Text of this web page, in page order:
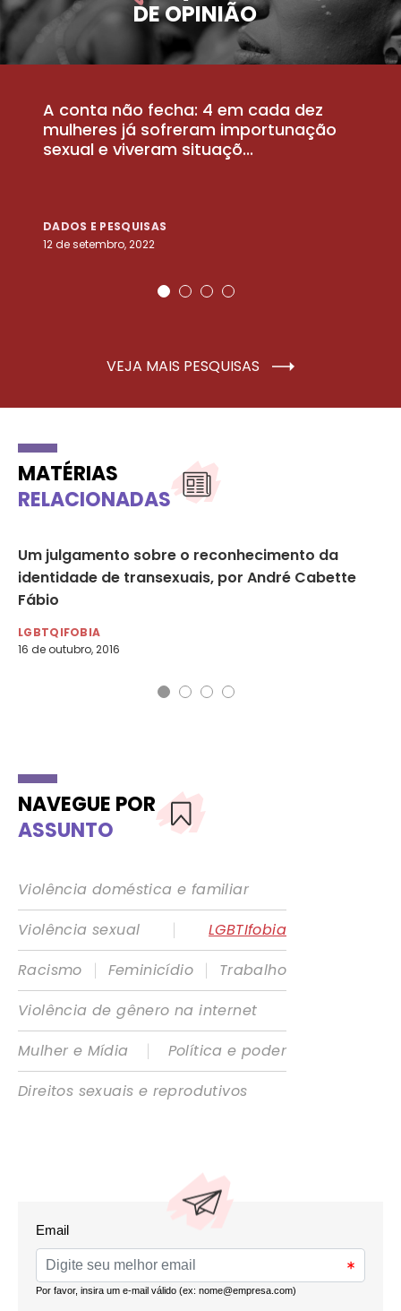
DE OPINIÃO
A conta não fecha: 4 em cada dez
mulheres já sofreram importunação
sexual e viveram situaçõ...
DADOS E PESQUISAS
12 de setembro, 2022
VEJA MAIS PESQUISAS
MATÉRIAS
RELACIONADAS
Um julgamento sobre o reconhecimento da
identidade de transexuais, por André Cabette
Fábio
LGBTQIFOBIA
16 de outubro, 2016
NAVEGUE POR
ASSUNTO
Violência doméstica e familiar
Violência sexual
|
LGBTIfobia
Racismo
| Feminicídio |
Trabalho
Violência de gênero na internet
Mulher e Mídia
|
Política e poder
Direitos sexuais e reprodutivos